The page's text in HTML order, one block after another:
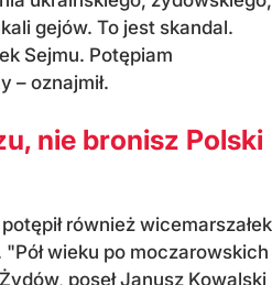
gejów. To jest skandal.
Sejmu. Potępiam
– oznajmił.
nie bronisz Polski
również wicemarszałek
"Pół wieku po moczarowskich
poseł Janusz Kowalski